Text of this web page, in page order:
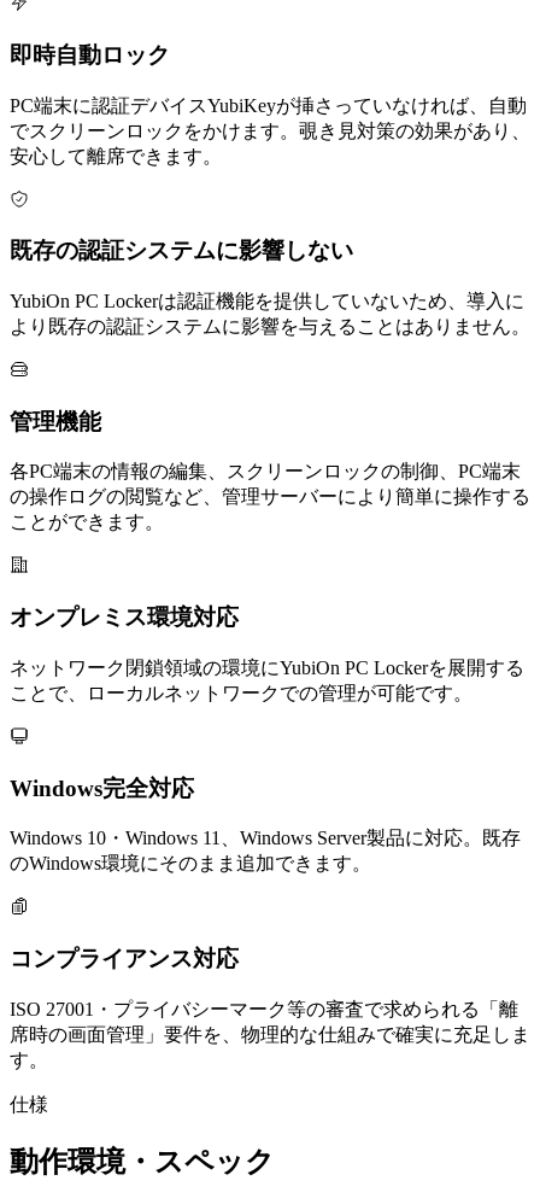
即時自動ロック
PC端末に認証デバイスYubiKeyが挿さっていなければ、自動
でスクリーンロックをかけます。覗き見対策の効果があり、
安心して離席できます。
既存の認証システムに影響しない
YubiOn PC Lockerは認証機能を提供していないため、導入に
より既存の認証システムに影響を与えることはありません。
管理機能
各PC端末の情報の編集、スクリーンロックの制御、PC端末
の操作ログの閲覧など、管理サーバーにより簡単に操作する
ことができます。
オンプレミス環境対応
ネットワーク閉鎖領域の環境にYubiOn PC Lockerを展開する
ことで、ローカルネットワークでの管理が可能です。
Windows完全対応
Windows 10・Windows 11、Windows Server製品に対応。既存
のWindows環境にそのまま追加できます。
コンプライアンス対応
ISO 27001・プライバシーマーク等の審査で求められる「離
席時の画面管理」要件を、物理的な仕組みで確実に充足しま
す。
仕様
動作環境・スペック